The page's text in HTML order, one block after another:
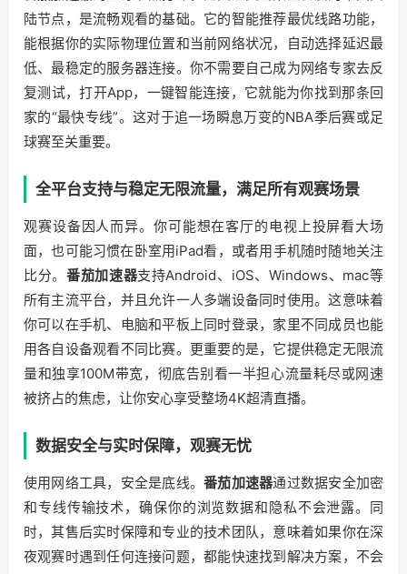
陆节点，是流畅观看的基础。它的智能推荐最优线路功能，
能根据你的实际物理位置和当前网络状况，自动选择延迟最
低、最稳定的服务器连接。你不需要自己成为网络专家去反
复测试，打开App，一键智能连接，它就能为你找到那条回
家的“最快专线”。这对于追一场瞬息万变的NBA季后赛或足
球赛至关重要。
全平台支持与稳定无限流量，满足所有观赛场景
观赛设备因人而异。你可能想在客厅的电视上投屏看大场
面，也可能习惯在卧室用iPad看，或者用手机随时随地关注
比分。 番茄加速器支持Android、iOS、Windows、mac等
所有主流平台，并且允许一人多端设备同时使用。这意味着
你可以在手机、电脑和平板上同时登录，家里不同成员也能
用各自设备观看不同比赛。更重要的是，它提供稳定无限流
量和独享100M带宽，彻底告别看一半担心流量耗尽或网速
被挤占的焦虑，让你安心享受整场4K超清直播。
数据安全与实时保障，观赛无忧
使用网络工具，安全是底线。番茄加速器通过数据安全加密
和专线传输技术，确保你的浏览数据和隐私不会泄露。同
时，其售后实时保障和专业的技术团队，意味着如果你在深
夜观赛时遇到任何连接问题，都能快速找到解决方案，不会